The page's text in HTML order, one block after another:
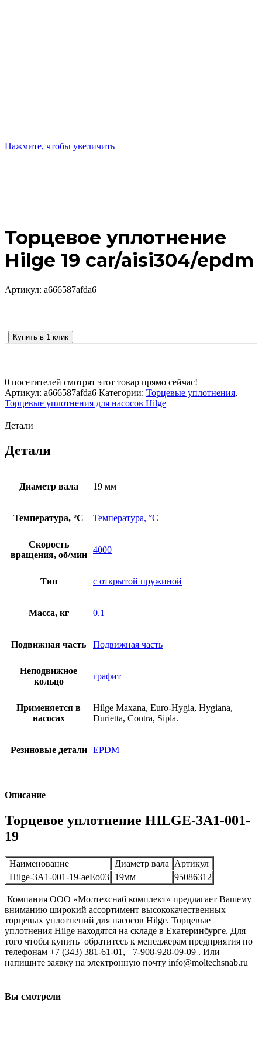
Нажмите, чтобы увеличить
Торцевое уплотнение
Hilge 19 car/aisi304/epdm
Артикул: a666587afda6
Купить в 1 клик
0 посетителей смотрят этот товар прямо сейчас!
Артикул: a666587afda6 Категории: Торцевые уплотнения,
Торцевые уплотнения для насосов Hilge
Детали
Детали
Диаметр вала 19 мм
Температура, °С Температура, °С
Скорость
вращения, об/мин
4000
Тип с открытой пружиной
Масса, кг 0.1
Подвижная часть Подвижная часть
Неподвижное
кольцо
графит
Применяется в
насосах
Hilge Maxana, Euro-Hygia, Hygiana,
Durietta, Contra, Sipla.
Резиновые детали EPDM
Описание
Торцевое уплотнение HILGE-3A1-001-
19
Наименование Диаметр вала
Артикул
Hilge-3A1-001-19-aeEo03 19мм 95086312
Компания ООО «Молтехснаб комплект» предлагает Вашему
вниманию широкий ассортимент высококачественных
торцевых уплотнений для насосов Hilge. Торцевые
уплотнения Hilge находятся на складе в Екатеринбурге. Для
того чтобы купить обратитесь к менеджерам предприятия по
телефонам +7 (343) 381-61-01, +7-908-928-09-09 . Или
напишите заявку на электронную почту info@moltechsnab.ru
Вы смотрели